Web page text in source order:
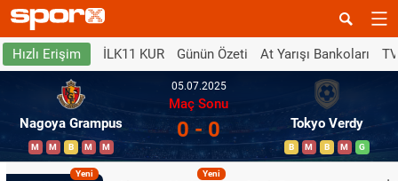
Hızlı Erişim İLK11 KUR Günün Özeti At Yarışı Bankoları
Nagoya Grampus
M M B M M
05.07.2025
Maç Sonu
0 - 0 Tokyo Verdy
B M B M G
Yeni Yeni